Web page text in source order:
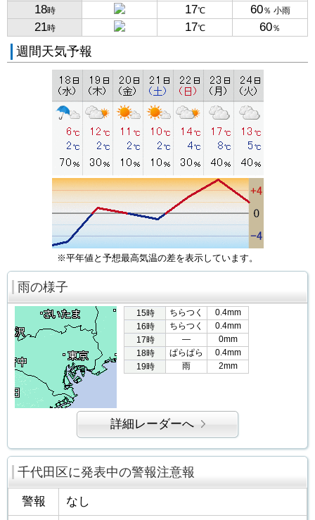
18時 17℃ 60％ 小雨
21時 17℃ 60％
週間天気予報
※平年値と予想最高気温の差を表示しています。
雨の様子
15時 ちらつく
0.4mm
16時
ちらつく
0.4mm
17時
―
0mm
18時
ぱらぱら
0.4mm
19時
雨 2mm
詳細レーダーへ
千代田区に発表中の警報注意報
警報 なし